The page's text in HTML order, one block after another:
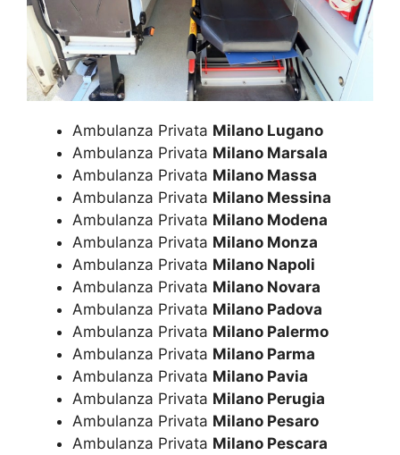
Ambulanza Privata Milano Lugano
Ambulanza Privata Milano Marsala
Ambulanza Privata Milano Massa
Ambulanza Privata Milano Messina
Ambulanza Privata Milano Modena
Ambulanza Privata Milano Monza
Ambulanza Privata Milano Napoli
Ambulanza Privata Milano Novara
Ambulanza Privata Milano Padova
Ambulanza Privata Milano Palermo
Ambulanza Privata Milano Parma
Ambulanza Privata Milano Pavia
Ambulanza Privata Milano Perugia
Ambulanza Privata Milano Pesaro
Ambulanza Privata Milano Pescara